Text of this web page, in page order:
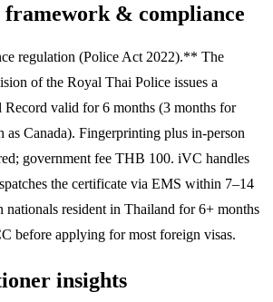
& compliance
regulation (Police Act 2022).** The
of the Royal Thai Police issues a
valid for 6 months (3 months for
as Canada). Fingerprinting plus in-person
government fee THB 100. iVC handles
the certificate via EMS within 7–14
nationals resident in Thailand for 6+ months
before applying for most foreign visas.
insights